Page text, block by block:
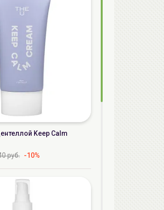
Keep Calm
руб. -10%